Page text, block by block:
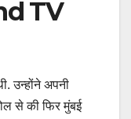
TV
उन्होंने अपनी
से की फिर मुंबई